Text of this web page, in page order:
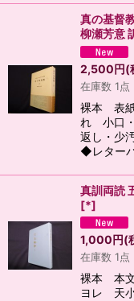
真の基督
柳瀬芳意
2,500円(
在庫数 1点
裸本 表
れ 小口
返し・少
◆レター
真訓両読
[*]
1,000円(
在庫数 1点
裸本 本文
ヨレ 天